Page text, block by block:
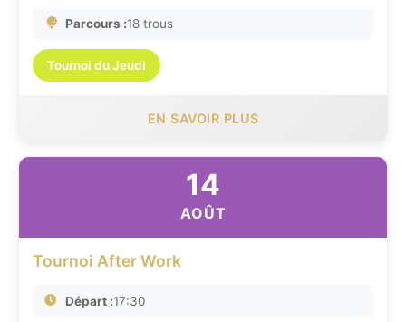
Parcours :18 trous
Tournoi du Jeudi
EN SAVOIR PLUS
14
AOÛT
Tournoi After Work
Départ :17:30